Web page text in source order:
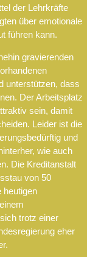
der Lehrkräfte
über emotionale
führen kann.
gravierenden
unterstützen, dass
Der Arbeitsplatz
sein, damit
Leider ist die
und
wie auch
Die Kreditanstalt
von 50
heutigen
trotz einer
eher